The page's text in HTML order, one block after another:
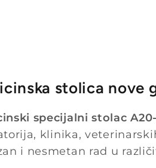
stolica nove
specijalni stolac
klinika,
i nesmetan rad u